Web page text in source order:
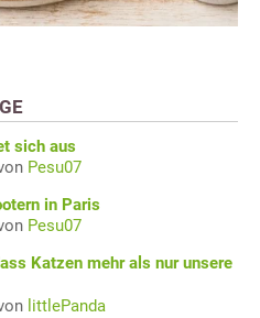
sich aus
Pesu07
in Paris
Pesu07
Katzen mehr als nur unsere
littlePanda